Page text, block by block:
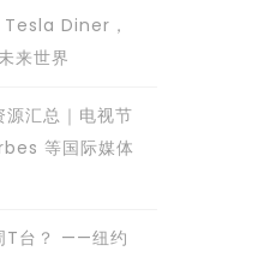
Diner，
来世界
源汇总｜电视节
等国际媒体
T台？ ——纽约